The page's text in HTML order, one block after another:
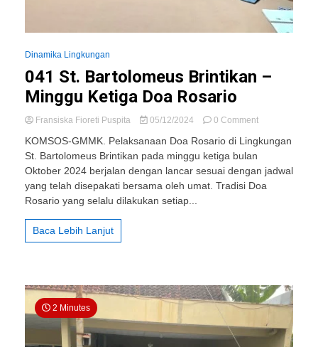
Dinamika Lingkungan
041 St. Bartolomeus Brintikan –
Minggu Ketiga Doa Rosario
Fransiska Fioreti Puspita 05/12/2024 0 Commenton
St.
Brintikan
–
KOMSOS-GMMK. Pelaksanaan Doa Rosario di Lingkungan
St. Bartolomeus Brintikan pada minggu ketiga bulan
Oktober 2024 berjalan dengan lancar sesuai dengan jadwal
yang telah disepakati bersama oleh umat. Tradisi Doa
Rosario yang selalu dilakukan setiap...
Baca Lebih Lanjut
2 Minutes